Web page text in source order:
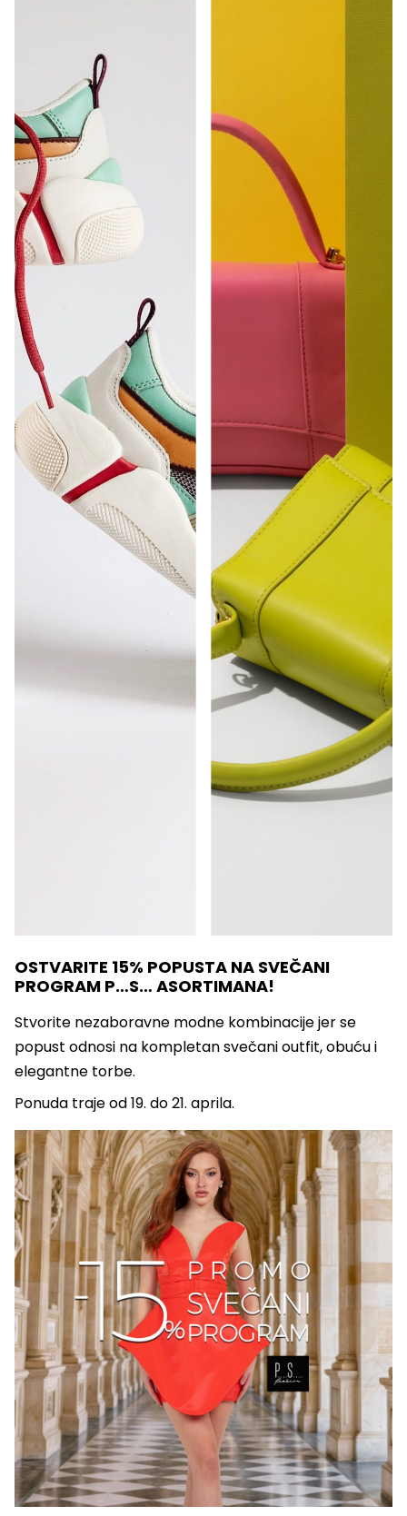
OSTVARITE 15% POPUSTA NA SVEČANI
PROGRAM P…S… ASORTIMANA!
Stvorite nezaboravne modne kombinacije jer se
popust odnosi na kompletan svečani outfit, obuću i
elegantne torbe.
Ponuda traje od 19. do 21. aprila.